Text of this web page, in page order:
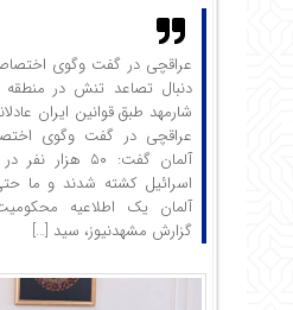
عراقچی در گفت وگوی
دنبال تصاعد تنش در منطقه
شارمهد طبق قوانین ایران
عراقچی در گفت وگوی
آلمان گفت: ۵۰
اسرائیل کشته شدند و ما
آلمان یک اطلاعیه
گزارش مشهدنیوز، سید […]